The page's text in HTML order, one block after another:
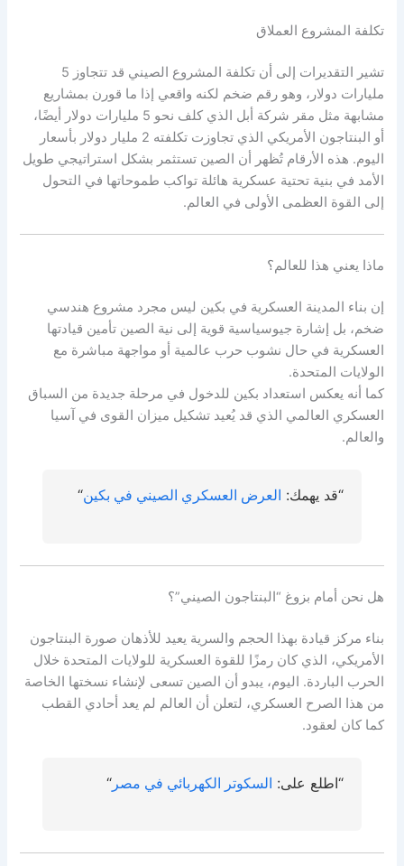
تكلفة المشروع العملاق
تشير التقديرات إلى أن تكلفة المشروع الصيني قد تتجاوز 5
مليارات دولار، وهو رقم ضخم لكنه واقعي إذا ما قورن بمشاريع
مشابهة مثل مقر شركة أبل الذي كلف نحو 5 مليارات دولار أيضًا،
أو البنتاجون الأمريكي الذي تجاوزت تكلفته 2 مليار دولار بأسعار
اليوم. هذه الأرقام تُظهر أن الصين تستثمر بشكل استراتيجي طويل
الأمد في بنية تحتية عسكرية هائلة تواكب طموحاتها في التحول
إلى القوة العظمى الأولى في العالم.
ماذا يعني هذا للعالم؟
إن بناء المدينة العسكرية في بكين ليس مجرد مشروع هندسي
ضخم، بل إشارة جيوسياسية قوية إلى نية الصين تأمين قيادتها
العسكرية في حال نشوب حرب عالمية أو مواجهة مباشرة مع
الولايات المتحدة.
كما أنه يعكس استعداد بكين للدخول في مرحلة جديدة من السباق
العسكري العالمي الذي قد يُعيد تشكيل ميزان القوى في آسيا
والعالم.
“قد يهمك: العرض العسكري الصيني في بكين“
هل نحن أمام بزوغ “البنتاجون الصيني”؟
بناء مركز قيادة بهذا الحجم والسرية يعيد للأذهان صورة البنتاجون
الأمريكي، الذي كان رمزًا للقوة العسكرية للولايات المتحدة خلال
الحرب الباردة. اليوم، يبدو أن الصين تسعى لإنشاء نسختها الخاصة
من هذا الصرح العسكري، لتعلن أن العالم لم يعد أحادي القطب
كما كان لعقود.
“اطلع على: السكوتر الكهربائي في مصر “